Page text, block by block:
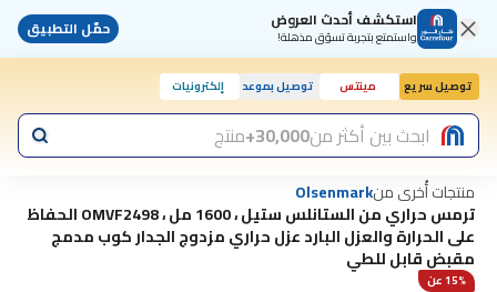
استكشف أحدث العروض
واستمتع بتجربة تسوّق مذهلة! حمّل التطبيق
توصيل سريع مينتس توصيل بموعد إلكترونيات
ابحث بين أكثر من30,000+ منتج
منتجات أُخرى منOlsenmark
ترمس حراري من الستانلس ستيل ، 1600 مل ، OMVF2498 الحفاظ
على الحرارة والعزل البارد عزل حراري مزدوج الجدار كوب مدمج
مقبض قابل للطي
15% عن